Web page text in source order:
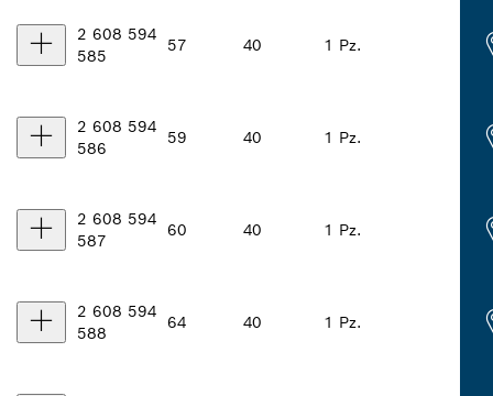
2 608 594
585
57 40 1 Pz.
2 608 594
586
59 40 1 Pz.
2 608 594
587
60 40 1 Pz.
2 608 594
588
64 40 1 Pz.